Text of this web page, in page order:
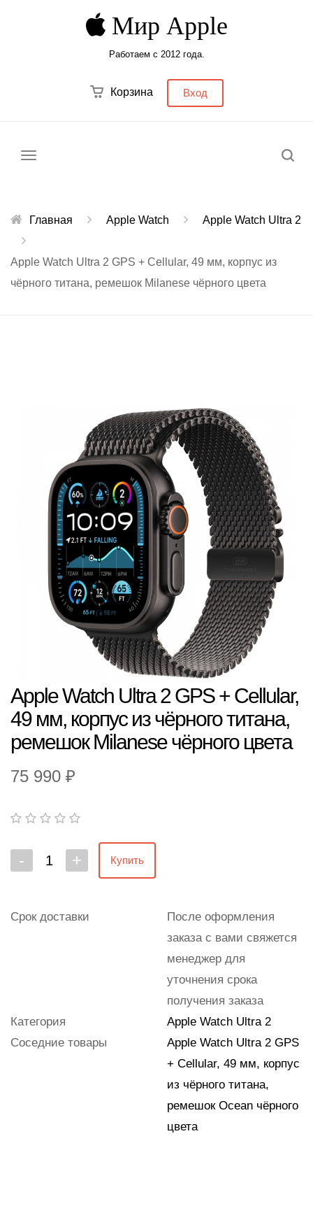
Мир Apple
Работаем с 2012 года.
Корзина Вход
Главная Apple Watch Apple Watch Ultra 2
Apple Watch Ultra 2 GPS + Cellular, 49 мм, корпус из
чёрного титана, ремешок Milanese чёрного цвета
Apple Watch Ultra 2 GPS + Cellular,
49 мм, корпус из чёрного титана,
ремешок Milanese чёрного цвета
75 990 ₽
- + Купить
Срок доставки
После оформления
заказа с вами свяжется
менеджер для
уточнения срока
получения заказа
Категория
Apple Watch Ultra 2
Соседние товары
Apple Watch Ultra 2 GPS
+ Cellular, 49 мм, корпус
из чёрного титана,
ремешок Ocean чёрного
цвета